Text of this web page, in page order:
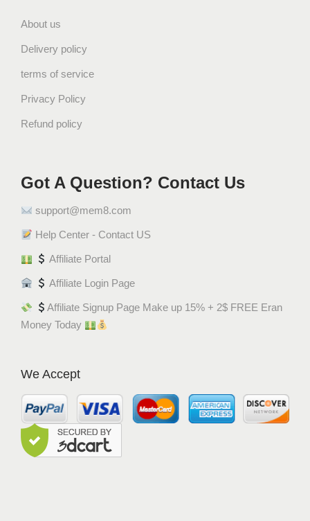
About us
Delivery policy
terms of service
Privacy Policy
Refund policy
Got A Question? Contact Us
support@mem8.com
Help Center - Contact US
Affiliate Portal
Affiliate Login Page
Affiliate Signup Page Make up 15% + 2$ FREE Eran
Money Today
We Accept